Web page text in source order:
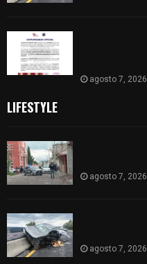
agosto 7, 2026
LIFESTYLE
agosto 7, 2026
agosto 7, 2026